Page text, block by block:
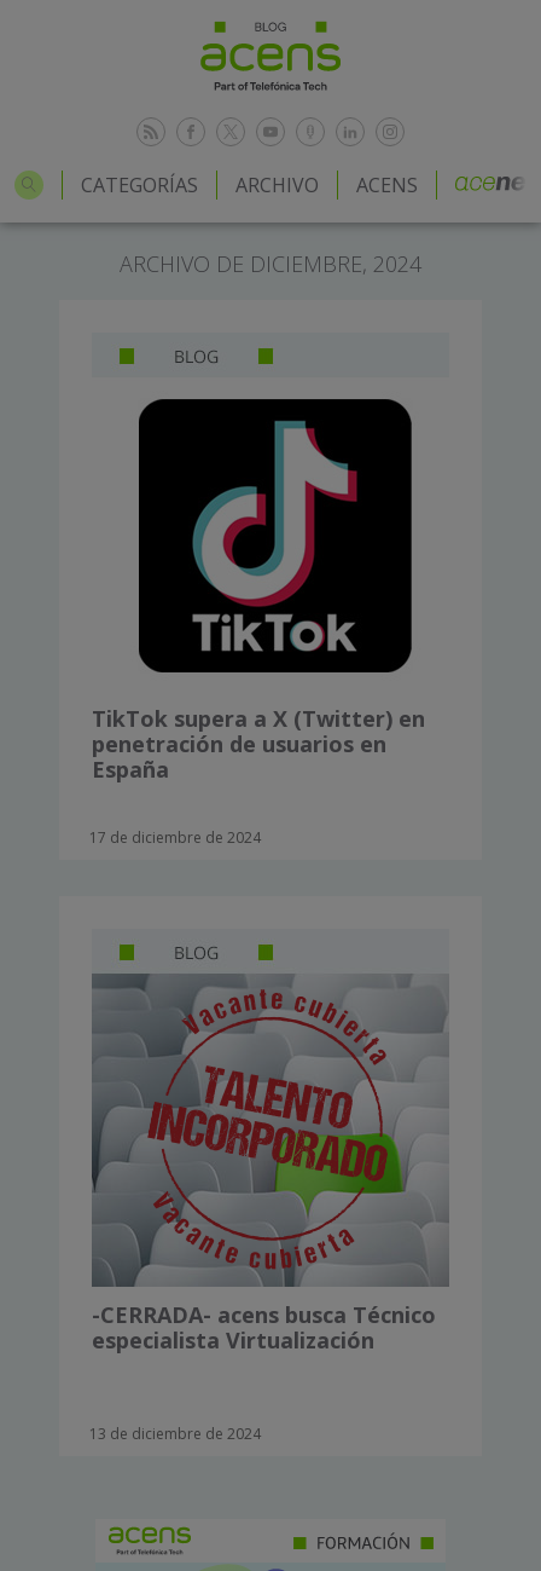
CATEGORÍAS ARCHIVO ACENS
ARCHIVO DE DICIEMBRE, 2024
TikTok supera a X (Twitter) en
penetración de usuarios en
España
17 de diciembre de 2024
-CERRADA- acens busca Técnico
especialista Virtualización
13 de diciembre de 2024